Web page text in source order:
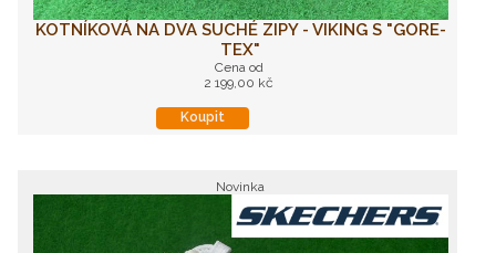
KOTNÍKOVÁ NA DVA SUCHÉ ZIPY - VIKING S "GORE-
TEX"
Cena od
2 199,00 kč
Koupit
Novinka